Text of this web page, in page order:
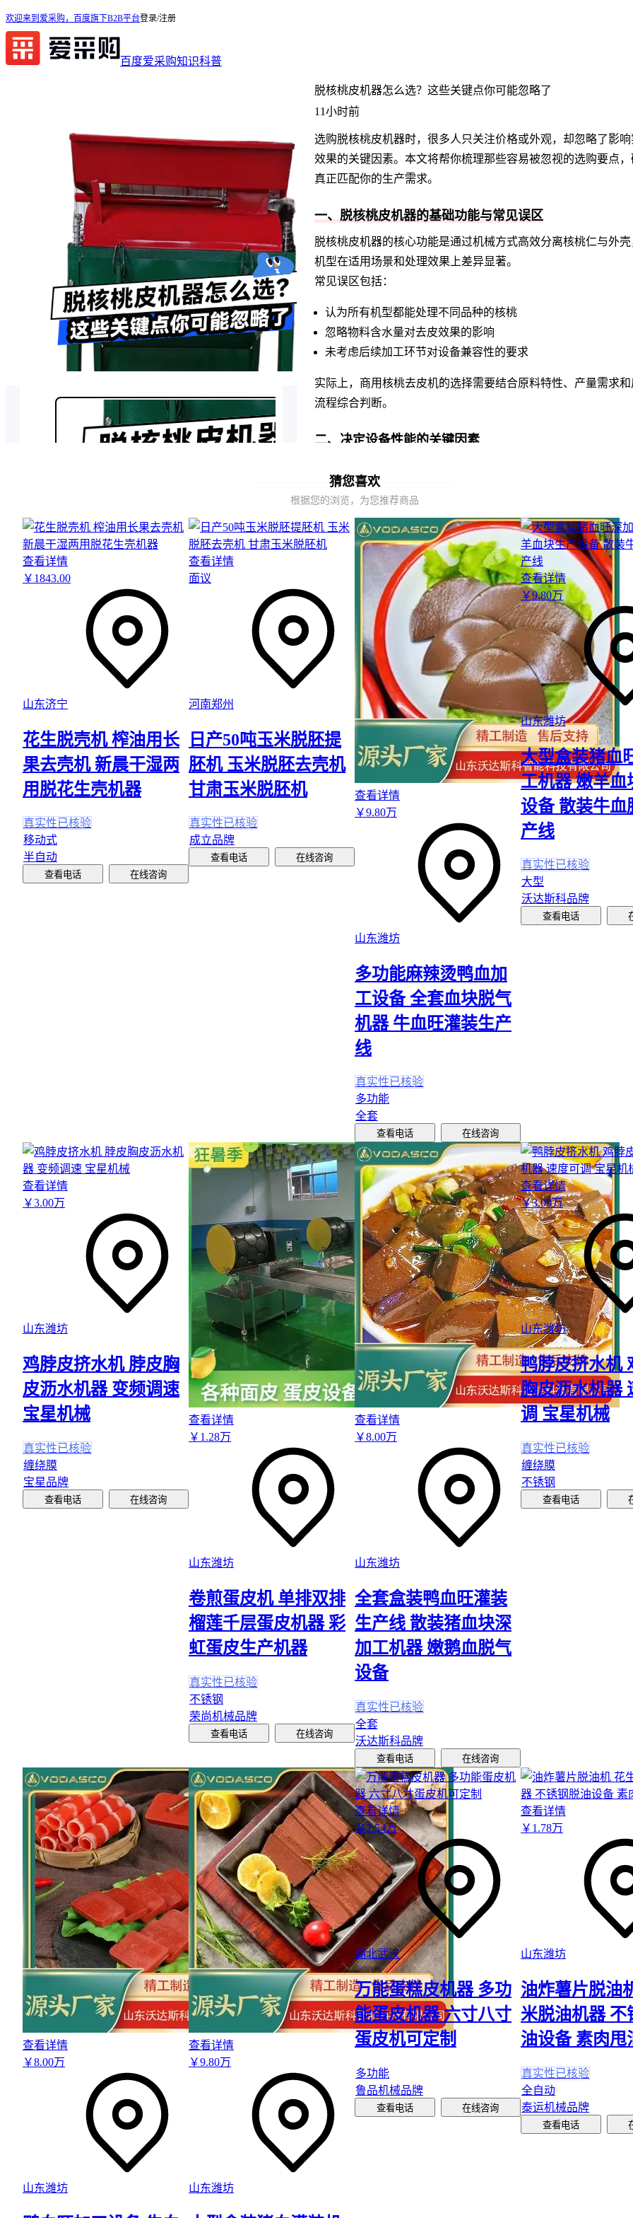
欢迎来到爱采购，百度旗下B2B平台登录/注册
百度爱采购知识科普
脱核桃皮机器怎么选？这些关键点你可能忽略了
11小时前
选购脱核桃皮机器时，很多人只关注价格或外观，却忽略了影响
效果的关键因素。本文将帮你梳理那些容易被忽视的选购要点
真正匹配你的生产需求。
一、脱核桃皮机器的基础功能与常见误区
脱核桃皮机器的核心功能是通过机械方式高效分离核桃仁与外壳
机型在适用场景和处理效果上差异显著。
常见误区包括：
认为所有机型都能处理不同品种的核桃
忽略物料含水量对去皮效果的影响
未考虑后续加工环节对设备兼容性的要求
实际上， 商用核桃去皮机的选择需要结合原料特性、产量需求
流程综合判断。
二、决定设备性能的关键因素
性：
原料硬度差异：新鲜核桃与干核桃需要的破碎力度不同
连续作业能力：影响设备在旺季的稳定产出
残核率控制：直接关系到后续人工分拣成本
这些隐形成本因素往往比设备单价更能影响整体经济效益。
三、根据加工需求选择核桃脱皮设备的类型
选择脱核桃皮机器时，首先要明确加工场景的核心需求。不同设
效率、破损率以及适用核桃类型上存在明显差异，盲目选择可能
使用效果打折。
小型家庭或农用场景：若处理量较小且以鲜核桃为主，可选择
中、体积紧凑的电动型设备。这类机器通常支持干湿两用，操
维护成本低。
中型加工场景：对于每日需处理数百斤干核桃的作坊，需关
续作业能力和脱净率。全自动机型能显著降低人力成本，但需
电压和场地空间。
大型工业化生产：当涉及水果核果类混合加工或高吞吐量需求
先考虑支持定制筛孔、配备宽大进料口的工业级设备，这类机
期投入较高，但长期稳定性更强。
核桃破壳机与去皮机在实际功能上存在交叉但
破壳机更适合带壳干核桃的初加工，而
确定主设备后，还需预留配套条件的适配空间。例如工业机型可
380V电压和除尘装置，而农用设备则要考量移动便利性。这些隐
往会影响整体方案的可行性。
采购脱核桃皮机器后，废壳处理往往成为最容易被忽视的环节。
积不仅占用空间，还可能因潮湿滋生霉菌，影响车间卫生环境。
小型加工点可选择带轮脚的普通废壳收集箱，便于移动清理
中大型生产线建议配置智能回收系统，满溢报警功能可减少人
率
若需同时处理其他加工废料，勾臂式垃圾箱的模块化设计更灵
输送带与分选设备的匹配度同样关键。部分脱皮机出料口高度固
续连接核桃分级机或AI视觉色选机时存在落差，可能导致核桃仁
升。建议在采购前实测主设备出料高度，或预留可调节支架的安
润滑维护环节直接影响设备寿命。食品级去皮机润滑油要同时满
求：既能抵抗核桃青皮的单宁酸腐蚀，又不会污染核桃仁。对于
的流水线，建议选择粘温性能更稳定的型号，避免高温工况下润
五、这些操作细节能让设备性能提升30%以上
日常维护工具包的完备性比想象中更重要。脱核桃皮机器的筛
易损件需要定期拆洗，若使用不匹配的工具强行拆卸，可能造成
等二次损伤。
基础维护应备齐内六角扳手套装和防滑操作手套
处理电气部件时务必使用绝缘工具
潮湿环境作业建议增加防锈喷剂备用
开机前的物料预处理常被低估。青核桃与干核桃的脱皮参数差异
混合加工会导致脱净率下降。建议根据原料含水率提前分组，并
噪声防护这类隐性成本更需要提前规划。多台设备同时运行时，
连续暴露在85分贝以上环境可能引发听力损伤。除配备
脱皮机与分选机分区布置，利用墙体阻隔可降低整体声压级。
选择脱核桃皮机器本质是匹配系统：先根据日均处理量和原料特
设备类型，再规划废壳收集箱等配套方案，最后用合适的维修工
三者的最佳组合。
猜您喜欢
根据您的浏览，为您推荐商品
查看详情
￥ 1843.00
山东济宁
花生脱壳机 榨油用长
果去壳机 新晨干湿两
用脱花生壳机器
真实性已核验
移动式
半自动
查看电话 在线咨询
查看详情
面议
河南郑州
日产50吨玉米脱胚提
胚机 玉米脱胚去壳机
甘肃玉米脱胚机
真实性已核验
成立品牌
查看电话 在线咨询
查看详情
￥9.80万
山东潍坊
多功能麻辣烫鸭血加
工设备 全套血块脱气
机器 牛血旺灌装生产
线
真实性已核验
多功能
全套
查看电话 在线咨询
查看详情
￥9.80万
山东潍坊
大型盒装猪血
工机器 嫩羊血
设备 散装牛血
产线
真实性已核验
大型
沃达斯科品牌
查看电话
查看详情
￥3.00万
山东潍坊
鸡脖皮挤水机 脖皮胸
皮沥水机器 变频调速
宝星机械
真实性已核验
缠绕膜
宝星品牌
查看电话 在线咨询
查看详情
￥ 1.28万
山东潍坊
卷煎蛋皮机 单排双排
榴莲千层蛋皮机器 彩
虹蛋皮生产机器
真实性已核验
不锈钢
荣尚机械品牌
查看电话 在线咨询
查看详情
￥8.00万
山东潍坊
全套盒装鸭血旺灌装
生产线 散装猪血块深
加工机器 嫩鹅血脱气
设备
真实性已核验
全套
沃达斯科品牌
查看电话 在线咨询
查看详情
￥3.00万
山东潍坊
鸭脖皮挤水机
胸皮沥水机器
调 宝星机械
真实性已核验
缠绕膜
不锈钢
查看电话
查看详情
￥8.00万
山东潍坊
查看详情
￥9.80万
山东潍坊
查看详情
￥2.54万
湖北武汉
万能蛋糕皮机器 多功
能蛋皮机器 六寸八寸
蛋皮机可定制
多功能
鲁品机械品牌
查看电话 在线咨询
查看详情
￥ 1 .78万
山东潍坊
油炸薯片脱油
米脱油机器 不
油设备 素肉甩
真实性已核验
全自动
泰运机械品牌
查看电话